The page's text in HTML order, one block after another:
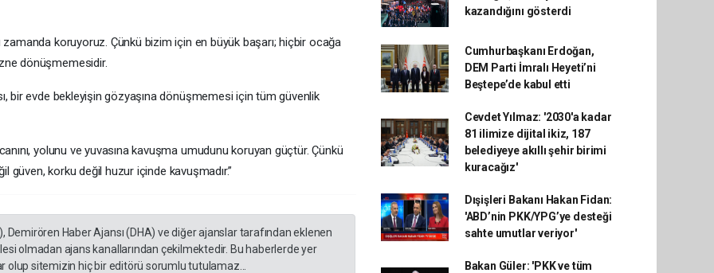
zamanda koruyoruz. Çünkü bizim için en büyük başarı; hiçbir ocağa
dönüşmemesidir.
bir evde bekleyişin gözyaşına dönüşmemesi için tüm güvenlik
yolunu ve yuvasına kavuşma umudunu koruyan güçtür. Çünkü
güven, korku değil huzur içinde kavuşmadır.”
Demirören Haber Ajansı (DHA) ve diğer ajanslar tarafından eklenen
olmadan ajans kanallarından çekilmektedir. Bu haberlerde yer
sitemizin hiç bir editörü sorumlu tutulamaz...
kazandığını gösterdi
Cumhurbaşkanı Erdoğan,
DEM Parti İmralı Heyeti’ni
Beştepe’de kabul etti
Cevdet Yılmaz: '2030'a kadar
81 ilimize dijital ikiz, 187
belediyeye akıllı şehir birimi
kuracağız'
Dışişleri Bakanı Hakan Fidan:
'ABD’nin PKK/YPG’ye desteği
sahte umutlar veriyor'
Bakan Güler: 'PKK ve tüm